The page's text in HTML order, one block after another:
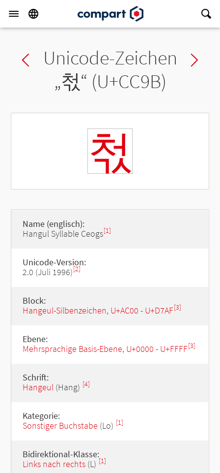
Previous char
Unicode-Zeichen
„첛“ (U+CC9B)
첛
Name (englisch):
Hangul Syllable Ceogs[1]
Unicode-Version:
2.0 (Juli 1996)[2]
Block:
Hangeul-Silbenzeichen, U+AC00 - U+D7AF[3]
Ebene:
Mehrsprachige Basis-Ebene, U+0000 - U+FFFF[3]
Schrift:
Hangeul(Hang) [4]
Kategorie:
Sonstiger Buchstabe (Lo) [1]
Bidirektional-Klasse:
Links nach rechts(L) [1]